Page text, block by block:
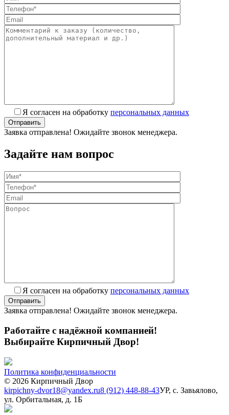
Я согласен на обработку персональных данных
Заявка отправлена! Ожидайте звонок менеджера.
Задайте нам вопрос
Я согласен на обработку персональных данных
Заявка отправлена! Ожидайте звонок менеджера.
Работайте с надёжной компанией!
Выбирайте Кирпичный Двор!
Политика конфиденциальности
© 2026 Кирпичный Двор
kirpichny-dvor18@yandex.ru8 (912) 448-88-43УР, с. Завьялово,
ул. Орбитальная, д. 1Б